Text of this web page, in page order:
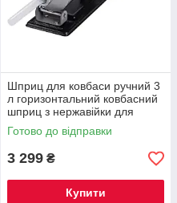
Шприц для ковбаси ручний 3
л горизонтальний ковбасний
шприц з нержавійки для
фаршу 4 насадки 16788-4
Готово до відправки
3 299 ₴
Купити